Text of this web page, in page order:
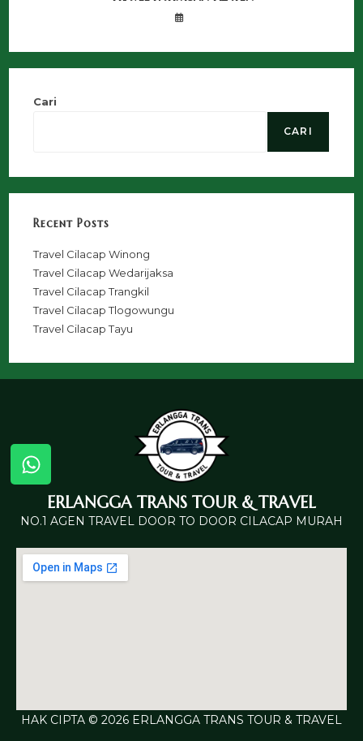
Cari
CARI
Recent Posts
Travel Cilacap Winong
Travel Cilacap Wedarijaksa
Travel Cilacap Trangkil
Travel Cilacap Tlogowungu
Travel Cilacap Tayu
ERLANGGA TRANS TOUR & TRAVEL
NO.1 AGEN TRAVEL DOOR TO DOOR CILACAP MURAH
HAK CIPTA © 2026 ERLANGGA TRANS TOUR & TRAVEL